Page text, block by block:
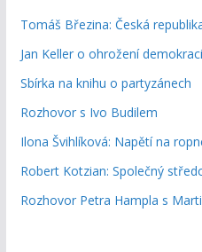
Tomáš Březina: Česká
Jan Keller o ohrožení
Sbírka na knihu o partyzánech
Rozhovor s Ivo Budilem
Ilona Švihlíková: Napětí na
Robert Kotzian: Společný
Rozhovor Petra Hampla s